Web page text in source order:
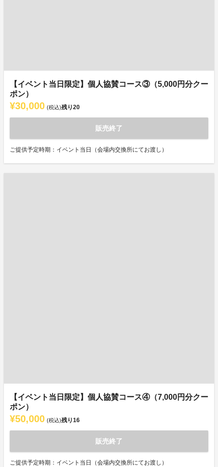
【イベント当日限定】個人協賛コース③（5,000円分クー
ポン）
¥30,000 (税込)残り20
販売終了
ご提供予定時期：イベント当日（会場内交換所にてお渡し）
【イベント当日限定】個人協賛コース④（7,000円分クー
ポン）
¥50,000 (税込)残り16
販売終了
ご提供予定時期：イベント当日（会場内交換所にてお渡し）